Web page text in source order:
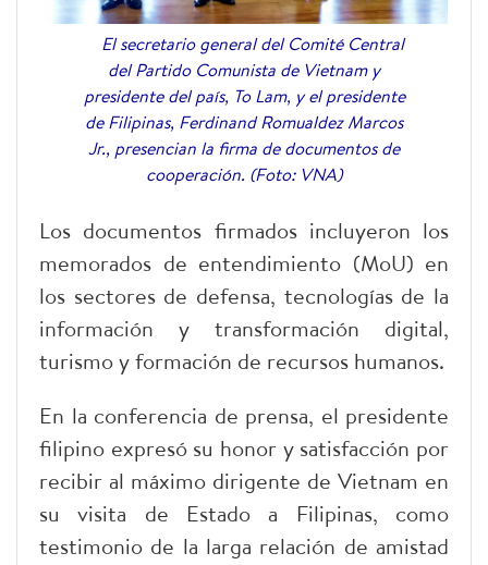
El secretario general del Comité Central
del Partido Comunista de Vietnam y
presidente del país, To Lam, y el presidente
de Filipinas, Ferdinand Romualdez Marcos
Jr., presencian la firma de documentos de
cooperación. (Foto: VNA)
Los documentos firmados incluyeron los
memorados de entendimiento (MoU) en
los sectores de defensa, tecnologías de la
información y transformación digital,
turismo y formación de recursos humanos.
En la conferencia de prensa, el presidente
filipino expresó su honor y satisfacción por
recibir al máximo dirigente de Vietnam en
su visita de Estado a Filipinas, como
testimonio de la larga relación de amistad